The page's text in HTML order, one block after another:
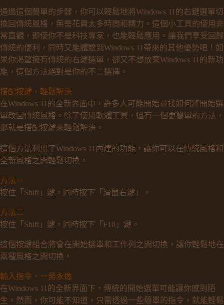
通過這個簡單的步驟，你可以輕鬆地將Windows 11的右鍵選單切
換回傳統風格，無需花費太多時間和精力。這個小工具的使用非
常直觀，即使你不是科技專家，也能輕鬆應用。讓我們享受回歸
傳統的便利，同時又能體驗到Windows 11帶來的其他優勢吧！如
果你渴望擁有傳統的右鍵選單，卻又不想放棄Windows 11的新功
能，這個方法絕對是你的不二選擇。
搭配按鍵，輕鬆解決
在Windows 11的全新界面中，許多人可能開始尋找如何將開始選
單改回傳統風格。除了使用軟體工具，還有一個更簡單的方法，
那就是搭配按鍵來輕鬆解決。
這個方法利用了Windows 11內建的功能，讓你可以在傳統風格和
全新風格之間輕鬆切換。
方法一
按住「Shift」鍵，同時按下「滑鼠右鍵」。
方法二
按住「Shift」鍵，同時按下「F10」鍵。
這個按鍵組合將會在開始選單和工作列之間切換，讓你輕鬆地在
兩種風格之間切換。
輸入指令，一勞永逸
在Windows 11的全新界面下，傳統的開始選單可能讓你感到陌
生。然而，你可能不知道，只需透過一些簡單的指令，就能輕鬆